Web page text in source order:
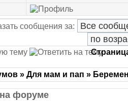
сообщения за:
» Для мам и пап »
форуме